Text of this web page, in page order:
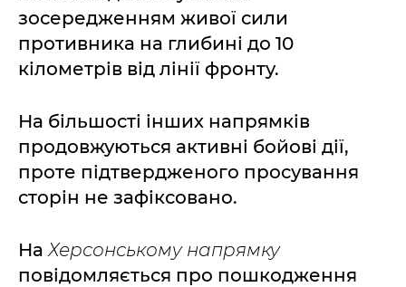
зосередженням живої сили
противника на глибині до 10
кілометрів від лінії фронту.
На більшості інших напрямків
продовжуються активні бойові дії,
проте підтвердженого просування
сторін не зафіксовано.
НаХерсонському напрямку
повідомляється про пошкодження